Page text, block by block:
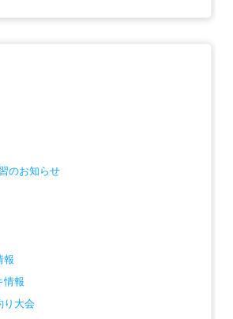
のお知らせ
報
情報
り大会